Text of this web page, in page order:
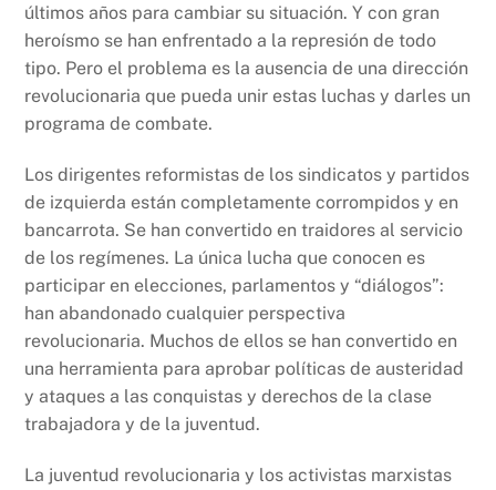
últimos años para cambiar su situación. Y con gran
heroísmo se han enfrentado a la represión de todo
tipo. Pero el problema es la ausencia de una dirección
revolucionaria que pueda unir estas luchas y darles un
programa de combate.
Los dirigentes reformistas de los sindicatos y partidos
de izquierda están completamente corrompidos y en
bancarrota. Se han convertido en traidores al servicio
de los regímenes. La única lucha que conocen es
participar en elecciones, parlamentos y “diálogos”:
han abandonado cualquier perspectiva
revolucionaria. Muchos de ellos se han convertido en
una herramienta para aprobar políticas de austeridad
y ataques a las conquistas y derechos de la clase
trabajadora y de la juventud.
La juventud revolucionaria y los activistas marxistas